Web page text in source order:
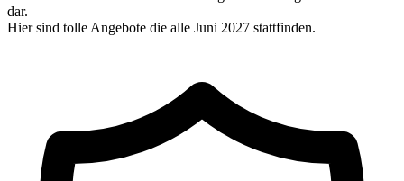
dar.
Hier sind tolle Angebote die alle Juni 2027 stattfinden.